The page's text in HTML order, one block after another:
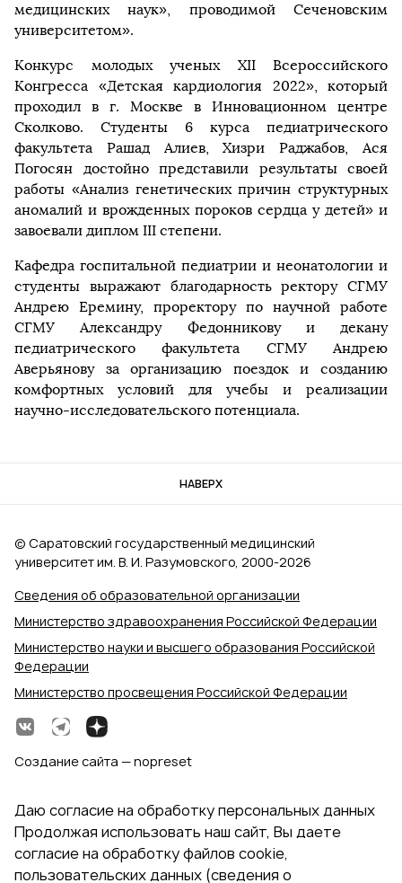
медицинских наук», проводимой Сеченовским
университетом».
Конкурс молодых ученых XII Всероссийского
Конгресса «Детская кардиология 2022», который
проходил в г. Москве в Инновационном центре
Сколково. Студенты 6 курса педиатрического
факультета Рашад Алиев, Хизри Раджабов, Ася
Погосян достойно представили результаты своей
работы «Анализ генетических причин структурных
аномалий и врожденных пороков сердца у детей» и
завоевали диплом III степени.
Кафедра госпитальной педиатрии и неонатологии и
студенты выражают благодарность ректору СГМУ
Андрею Еремину, проректору по научной работе
СГМУ Александру Федонникову и декану
педиатрического факультета СГМУ Андрею
Аверьянову за организацию поездок и созданию
комфортных условий для учебы и реализации
научно-исследовательского потенциала.
НАВЕРХ
Сведения об образовательной организации
Министерство здравоохранения Российской Федерации
Министерство науки и высшего образования Российской
Федерации
Министерство просвещения Российской Федерации
© Саратовский государственный медицинский
университет им. В. И. Разумовского, 2000‑2026
Создание сайта — nopreset
Даю согласие на обработку персональных данных
Продолжая использовать наш сайт, Вы даете
согласие на обработку файлов cookie,
пользовательских данных (сведения о